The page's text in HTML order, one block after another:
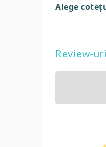
Alege
Review-uri